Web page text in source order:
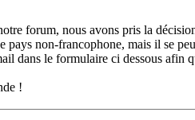
forum, nous avons pris la
pays non-francophone, mais il se
dans le formulaire ci dessous
!